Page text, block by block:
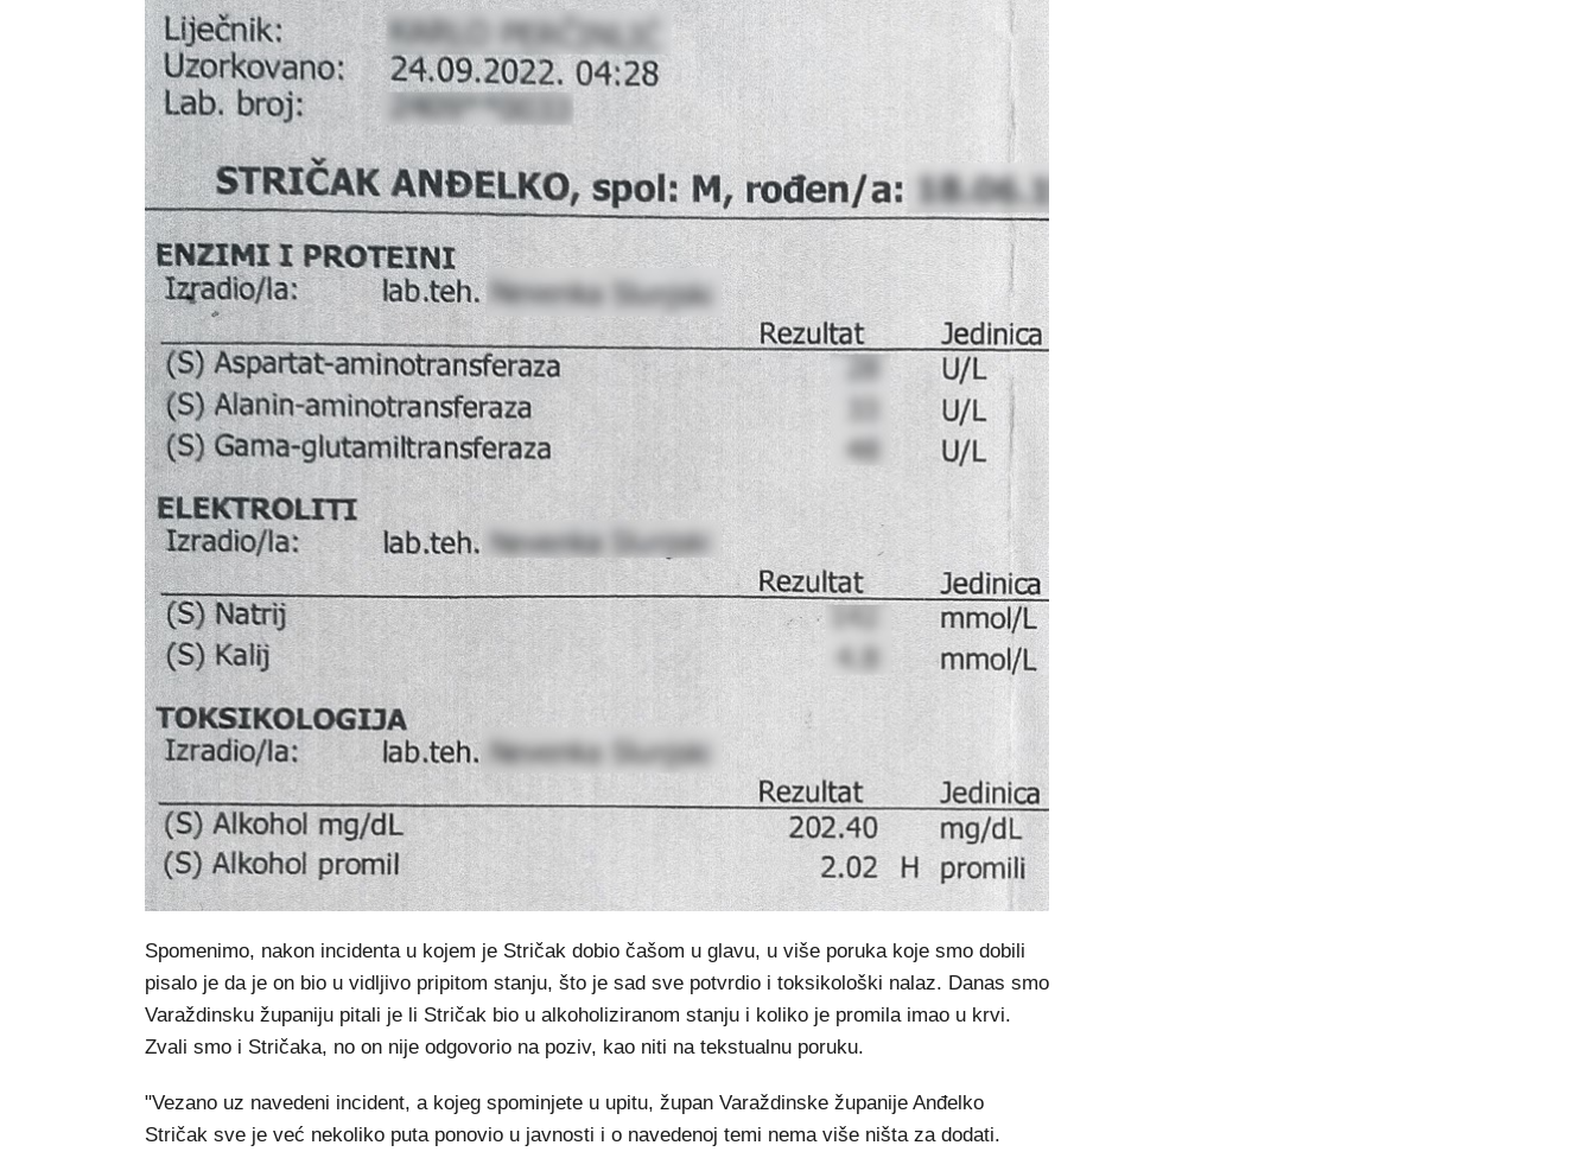
Spomenimo, nakon incidenta u kojem je Stričak dobio čašom u glavu, u više poruka koje smo dobili
pisalo je da je on bio u vidljivo pripitom stanju, što je sad sve potvrdio i toksikološki nalaz. Danas smo
Varaždinsku županiju pitali je li Stričak bio u alkoholiziranom stanju i koliko je promila imao u krvi.
Zvali smo i Stričaka, no on nije odgovorio na poziv, kao niti na tekstualnu poruku.
"Vezano uz navedeni incident, a kojeg spominjete u upitu, župan Varaždinske županije Anđelko
Stričak sve je već nekoliko puta ponovio u javnosti i o navedenoj temi nema više ništa za dodati.